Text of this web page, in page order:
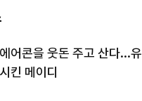
어콘을 웃돈 주고 산다...유
킨 메이디